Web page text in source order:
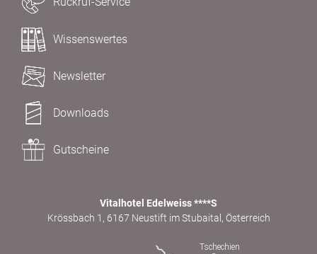
Wissenswertes
Newsletter
Downloads
Gutscheine
Vitalhotel Edelweiss ****S
Krössbach 1, 6167 Neustift im Stubaital, Österreich